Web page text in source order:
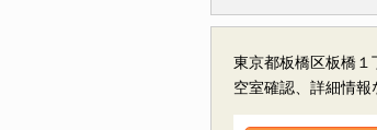
東京都板橋区板橋１
空室確認、詳細情報